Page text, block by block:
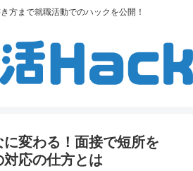
方まで就職活動でのハックを公開！
変わる！面接で短所を
対応の仕方とは